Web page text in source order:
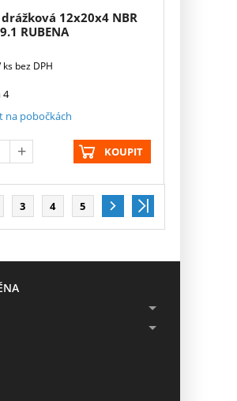
12x20x4 NBR
RUBENA
ks bez DPH
4
na pobočkách
KOUPIT
3 4 5